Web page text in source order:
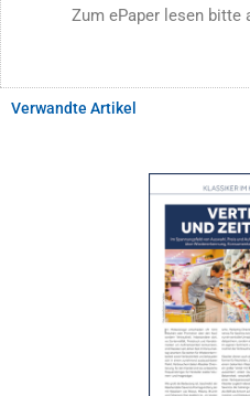
Zum ePaper lesen bitte
Verwandte Artikel